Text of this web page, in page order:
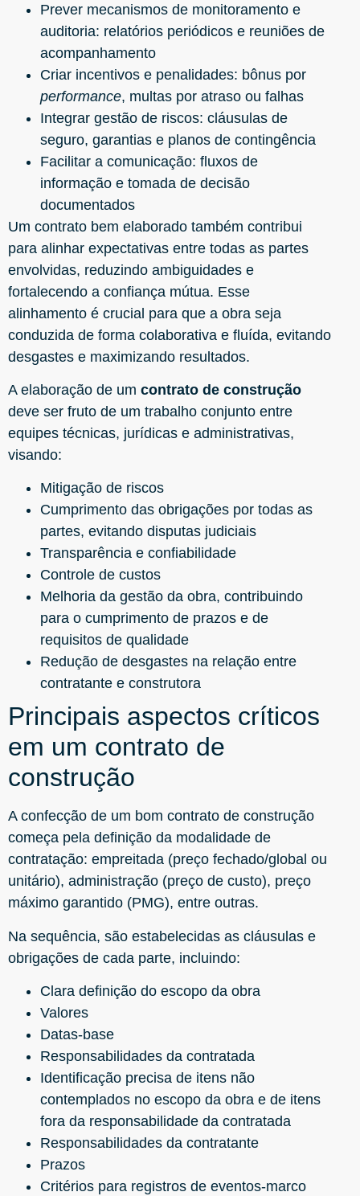
Prever mecanismos de monitoramento e
auditoria: relatórios periódicos e reuniões de
acompanhamento
Criar incentivos e penalidades: bônus por
performance, multas por atraso ou falhas
Integrar gestão de riscos: cláusulas de
seguro, garantias e planos de contingência
Facilitar a comunicação: fluxos de
informação e tomada de decisão
documentados
Um contrato bem elaborado também contribui
para alinhar expectativas entre todas as partes
envolvidas, reduzindo ambiguidades e
fortalecendo a confiança mútua. Esse
alinhamento é crucial para que a obra seja
conduzida de forma colaborativa e fluída, evitando
desgastes e maximizando resultados.
A elaboração de um contrato de construção
deve ser fruto de um trabalho conjunto entre
equipes técnicas, jurídicas e administrativas,
visando:
Mitigação de riscos
Cumprimento das obrigações por todas as
partes, evitando disputas judiciais
Transparência e confiabilidade
Controle de custos
Melhoria da gestão da obra, contribuindo
para o cumprimento de prazos e de
requisitos de qualidade
Redução de desgastes na relação entre
contratante e construtora
Principais aspectos críticos
em um contrato de
construção
A confecção de um bom contrato de construção
começa pela definição da modalidade de
contratação: empreitada (preço fechado/global ou
unitário), administração (preço de custo), preço
máximo garantido (PMG), entre outras.
Na sequência, são estabelecidas as cláusulas e
obrigações de cada parte, incluindo:
Clara definição do escopo da obra
Valores
Datas-base
Responsabilidades da contratada
Identificação precisa de itens não
contemplados no escopo da obra e de itens
fora da responsabilidade da contratada
Responsabilidades da contratante
Prazos
Critérios para registros de eventos-marco